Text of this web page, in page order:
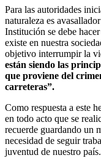
Para las autoridades
naturaleza es
Institución se debe
existe en nuestra
objetivo interrumpir la
están siendo las
que proviene del
carreteras”.
Como respuesta a este
en todo acto que se
recuerde guardando un
necesidad de seguir
juventud de nuestro país.